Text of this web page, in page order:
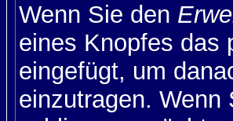
Wenn Sie den
eines Knopfes das
eingefügt, um
einzutragen. Wenn